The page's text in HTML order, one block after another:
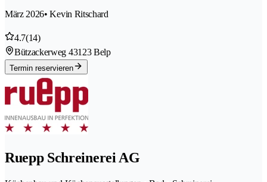
März 2026• Kevin Ritschard
4.7(14)
Bützackerweg 43123 Belp
Termin reservieren
Ruepp Schreinerei AG